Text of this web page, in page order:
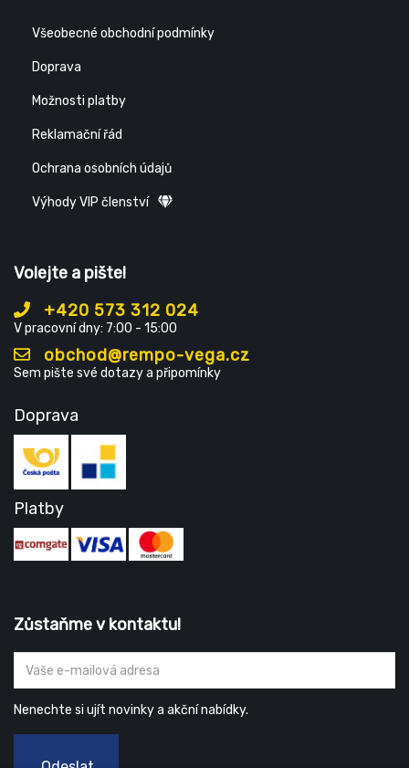
Všeobecné obchodní podmínky
Doprava
Možnosti platby
Reklamační řád
Ochrana osobních údajů
Výhody VIP členství
Volejte a pište!
+420 573 312 024
V pracovní dny: 7:00 - 15:00
obchod@rempo-vega.cz
Sem pište své dotazy a připomínky
Doprava
Platby
Zůstaňme v kontaktu!
Nenechte si ujít novinky a akční nabídky.